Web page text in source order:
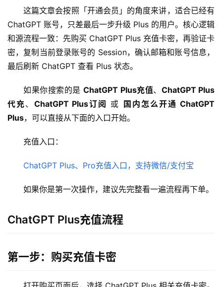
这篇文章会按照「开通会员」的角度来讲，适合已经有
ChatGPT 账号，只差最后一步升级 Plus 的用户。核心逻辑
和源流程一致：先购买 ChatGPT Plus 充值卡密，再验证卡
密，复制当前登录账号的 Session，确认邮箱和账号信息，
最后刷新 ChatGPT 查看 Plus 状态。
如果你搜索的是 ChatGPT Plus充值、 ChatGPT Plus
代充、ChatGPT Plus订阅 或
国内怎么开通 ChatGPT
Plus，可以直接从下面的入口开始。
充值入口：
ChatGPT Plus、Pro充值入口，支持微信/支付宝
如果你是第一次操作，建议先完整看一遍流程再下单。
ChatGPT Plus充值流程
第一步：购买充值卡密